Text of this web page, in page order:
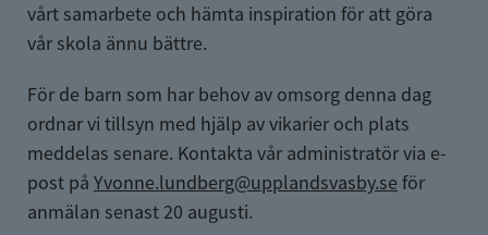
vårt samarbete och hämta inspiration för att göra
vår skola ännu bättre.
För de barn som har behov av omsorg denna dag
ordnar vi tillsyn med hjälp av vikarier och plats
meddelas senare. Kontakta vår administratör via e-
post på Yvonne.lundberg@upplandsvasby.se för
anmälan senast 20 augusti.